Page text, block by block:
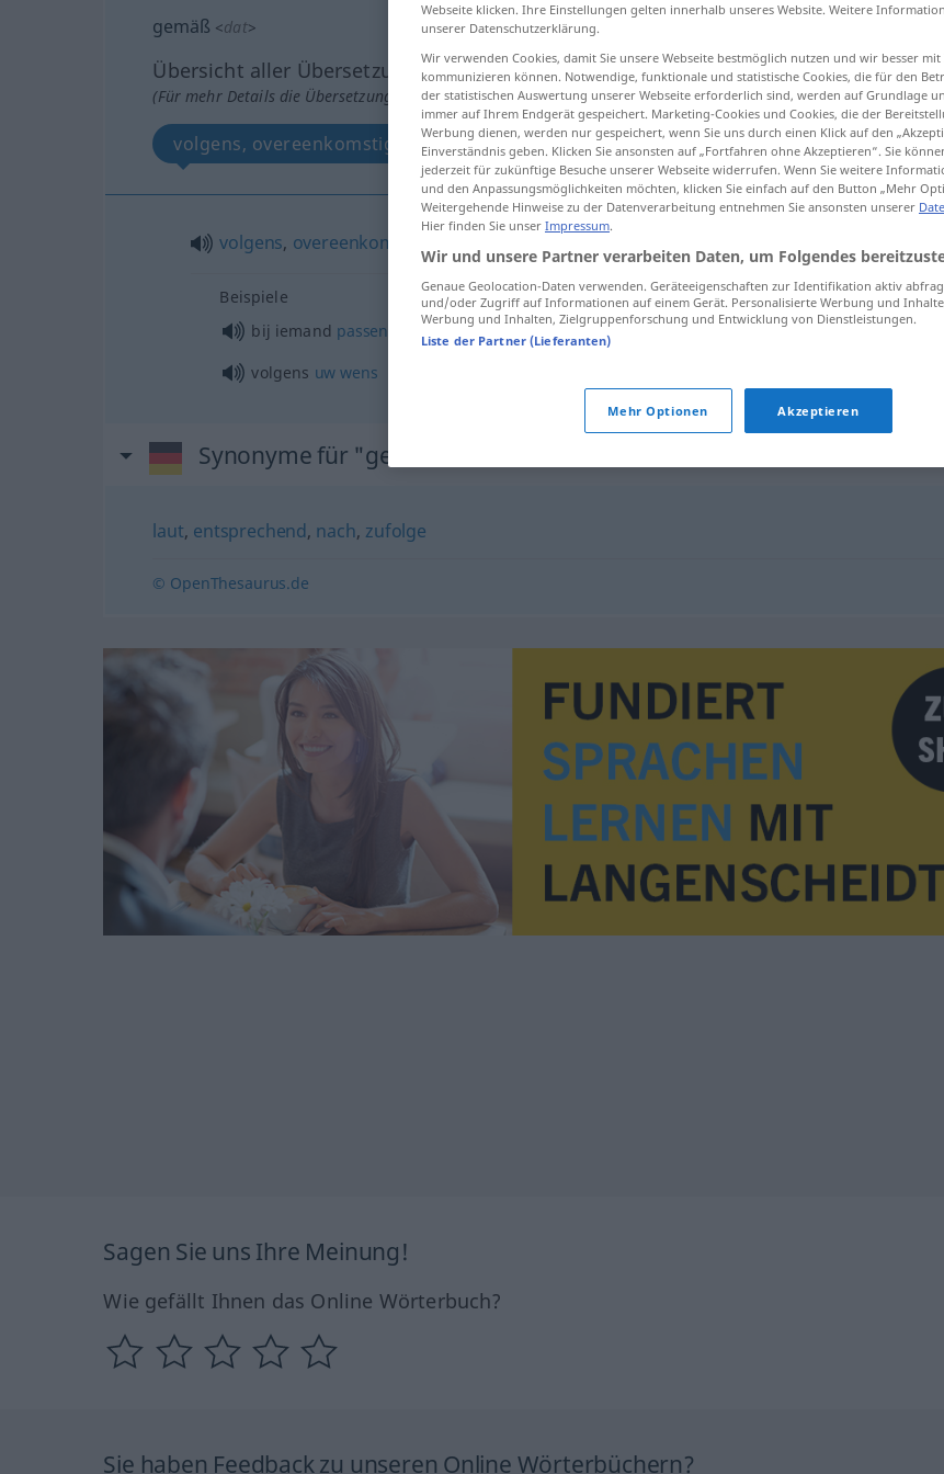
gemäß <dat>
Übersicht aller Übersetzungen
(Für mehr Details die Übersetzung anklicken/antippen)
volgens, overeenkomstig
volgens, overeenkomstig
Beispiele
bij iemand passen jemandem gemäß sein
volgens uw wens
Synonyme für "gemäß"
laut, entsprechend, nach, zufolge
© OpenThesaurus.de
Sagen Sie uns Ihre Meinung!
Wie gefällt Ihnen das Online Wörterbuch?
Sie haben Feedback zu unseren Online Wörterbüchern?
Webseite klicken. Ihre Einstellungen gelten innerhalb unseres Website. Weitere
unserer Datenschutzerklärung.
Wir verwenden Cookies, damit Sie unsere Webseite bestmöglich nutzen und wir besser
kommunizieren können. Notwendige, funktionale und statistische Cookies, die für den
der statistischen Auswertung unserer Webseite erforderlich sind, werden auf Grundlage
immer auf Ihrem Endgerät gespeichert. Marketing-Cookies und Cookies, die der
Werbung dienen, werden nur gespeichert, wenn Sie uns durch einen Klick auf den
Einverständnis geben. Klicken Sie ansonsten auf „Fortfahren ohne Akzeptieren“. Sie
jederzeit für zukünftige Besuche unserer Webseite widerrufen. Wenn Sie weitere
und den Anpassungsmöglichkeiten möchten, klicken Sie einfach auf den Button „Mehr
Weitergehende Hinweise zu der Datenverarbeitung entnehmen Sie ansonsten unserer
Hier finden Sie unser Impressum.
Wir und unsere Partner verarbeiten Daten, um Folgendes
Genaue Geolocation-Daten verwenden. Geräteeigenschaften zur Identifikation aktiv
und/oder Zugriff auf Informationen auf einem Gerät. Personalisierte Werbung und
Werbung und Inhalten, Zielgruppenforschung und Entwicklung von Dienstleistungen.
Liste der Partner (Lieferanten)
Mehr Optionen Akzeptieren